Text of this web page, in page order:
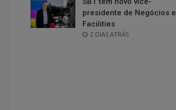
presidente de Negócios e
Facilities
POSTED
2 DIAS ATRÁS